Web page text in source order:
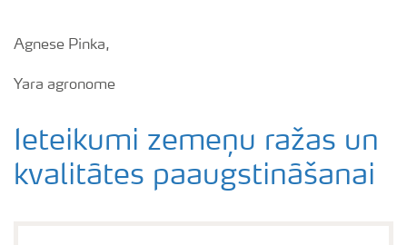
Agnese Pinka,
Yara agronome
Ieteikumi zemeņu ražas un
kvalitātes paaugstināšanai